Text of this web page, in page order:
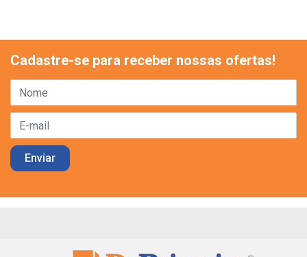
Cadastre-se para receber nossas ofertas!